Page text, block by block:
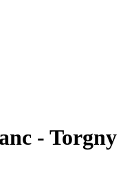
- Torgny